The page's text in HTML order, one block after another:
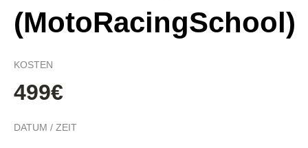
(MotoRacingSchool)
KOSTEN
499€
DATUM / ZEIT